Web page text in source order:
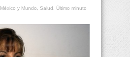
México y Mundo Salud
Último minuto